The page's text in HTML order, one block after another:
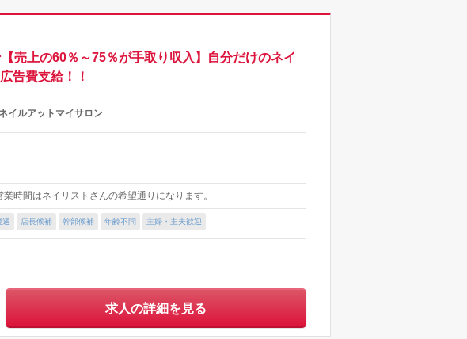
売上の60％～75％が手取り収入】自分だけのネイ
告費支給！！
イルアットマイサロン
時間はネイリストさんの希望通りになります。
遇 店長候補 幹部候補 年齢不問 主婦・主夫歓迎
求人の詳細を見る